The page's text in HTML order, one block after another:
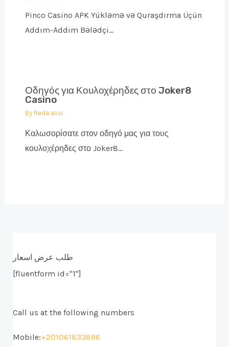
Pinco Casino APK Yükləmə və Quraşdırma Üçün
Addım-Addım Bələdçi…
Οδηγός για Κουλοχέρηδες στο Joker8
Casino
By Reda assi
Καλωσορίσατε στον οδηγό μας για τους
κουλοχέρηδες στο Joker8…
طلب عرض اسعار
[fluentform id="1"]
Call us at the following numbers
Mobile:+201061833896